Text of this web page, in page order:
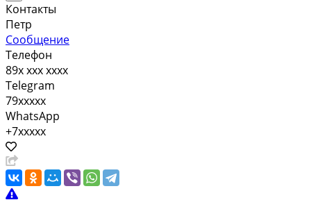
Контакты
Петр
Сообщение
Телефон
89x xxx xxxx
Telegram
79xxxxx
WhatsApp
+7xxxxx